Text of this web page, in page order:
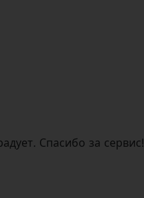
Спасибо за сервис!